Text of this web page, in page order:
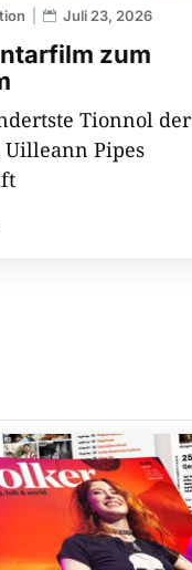
zum
Juli 23, 2026
Tionnol der
Uilleann Pipes